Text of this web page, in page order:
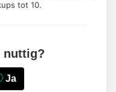
tot 10.
nuttig?
Ja